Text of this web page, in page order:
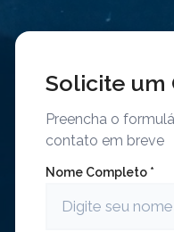
Solicite um
Preencha o
contato em breve
Nome Completo *